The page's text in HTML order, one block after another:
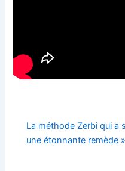
La méthode Zerbi qui a
une étonnante remède »